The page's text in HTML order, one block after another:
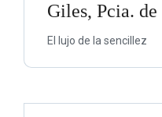
Giles, Pcia.
El lujo de la sencillez